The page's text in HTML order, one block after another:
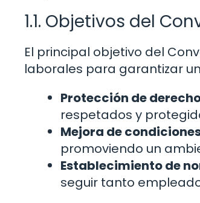
1.1. Objetivos del
El principal objetivo del
laborales para garantizar
Protección de
respetados y
Mejora de
promoviendo un
Establecimiento de
seguir tanto